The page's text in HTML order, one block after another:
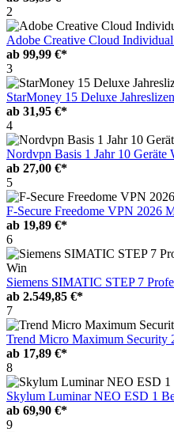
2
Adobe Creative Cloud
ab 99,99 €*
3
StarMoney 15 Deluxe
ab 31,95 €*
4
Nordvpn Basis 1 Jahr 10 Geräte
ab 27,00 €*
5
F-Secure Freedome VPN 2026
ab 19,89 €*
6
Siemens SIMATIC STEP 7
ab 2.549,85 €*
7
Trend Micro Maximum Security
ab 17,89 €*
8
Skylum Luminar NEO ESD 1
ab 69,90 €*
9